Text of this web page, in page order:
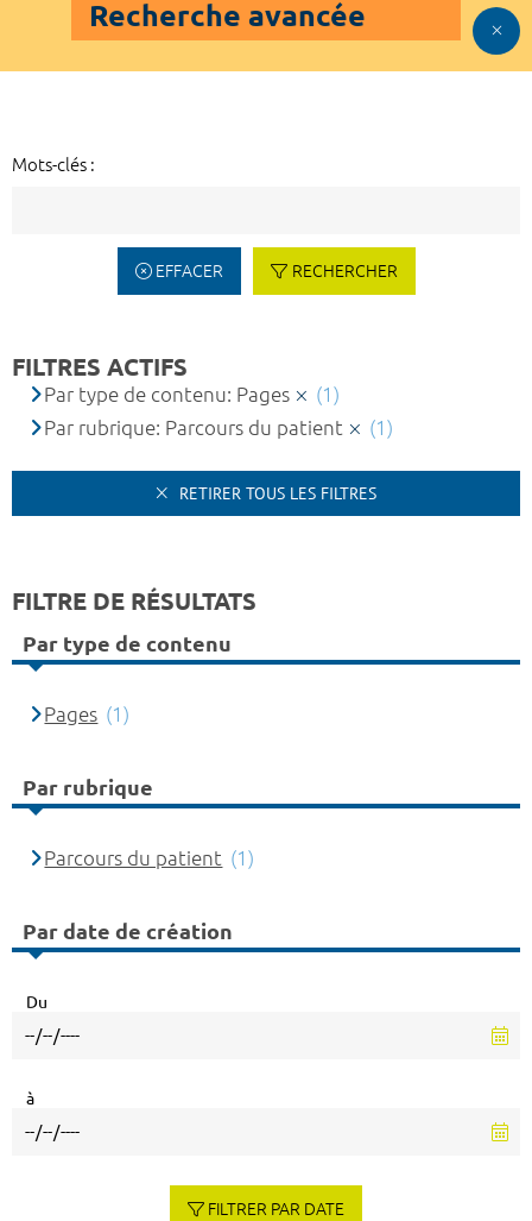
Recherche avancée
Mots-clés :
EFFACER RECHERCHER
FILTRES ACTIFS
Par type de contenu: Pages
(1)
Par rubrique: Parcours du patient
(1)
RETIRER TOUS LES FILTRES
FILTRE DE RÉSULTATS
Par type de contenu
Pages (1)
Par rubrique
Parcours du patient (1)
Par date de création
Du
à
FILTRER PAR DATE